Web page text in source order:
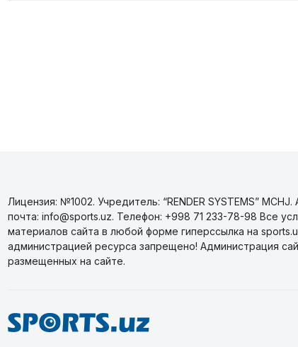
Лицензия: №1002. Учредитель: “RENDER SYSTEMS”
почта: info@sports.uz. Телефон: +998 71 233-78-98 Все
материалов сайта в любой форме гиперссылка на
администрацией ресурса запрещено! Администрация
размещенных на сайте.